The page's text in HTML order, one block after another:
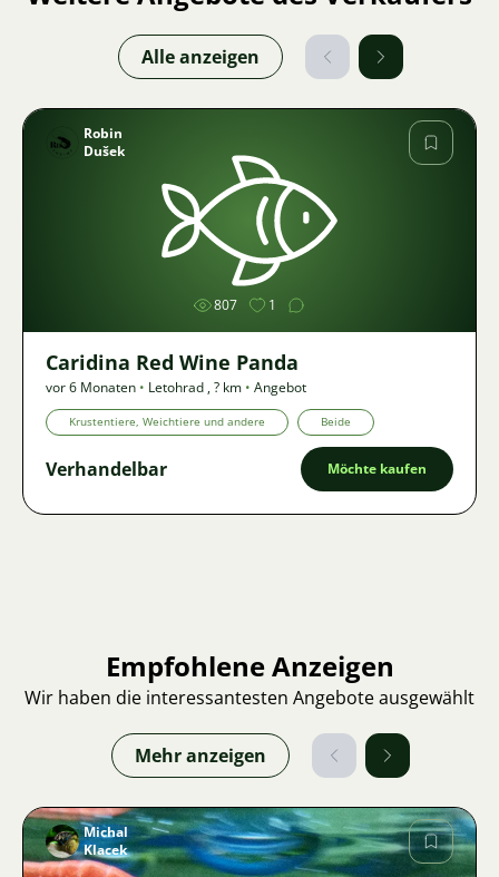
Alle anzeigen
Bild
Robin
Dušek
807 1
Caridina Red Wine Panda
vor 6 Monaten • Letohrad ,? km • Angebot
Krustentiere, Weichtiere und andere Beide
Verhandelbar Möchte kaufen
Empfohlene Anzeigen
Wir haben die interessantesten Angebote ausgewählt
Mehr anzeigen
Michal
Klacek